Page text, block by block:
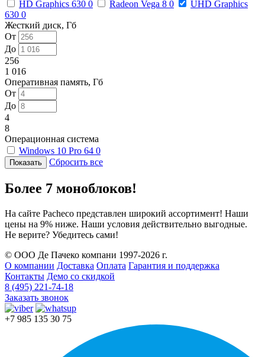
HD Graphics 630 0 Radeon Vega 8 0
UHD Graphics
630 0
Жесткий диск, Гб
От
До
256
1 016
Оперативная память, Гб
От
До
4
8
Операционная система
Windows 10 Pro 64 0
Сбросить все
Более 7 моноблоков!
На сайте Pacheco представлен широкий ассортимент! Наши
цены на 9% ниже. Наши условия действительно выгодные.
Не верите? Убедитесь сами!
© ООО Де Пачеко компани 1997-2026 г.
О компании Доставка Оплата Гарантия и поддержка
Контакты Демо со скидкой
8 (495) 221-74-18
Заказать звонок
+7 985 135 30 75